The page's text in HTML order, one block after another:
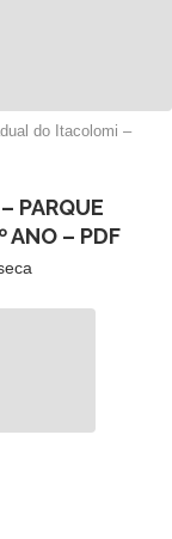
do Itacolomi –
PARQUE
ANO – PDF